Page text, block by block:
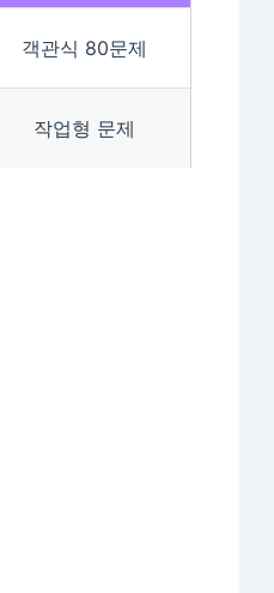
객관식 80문제
작업형 문제